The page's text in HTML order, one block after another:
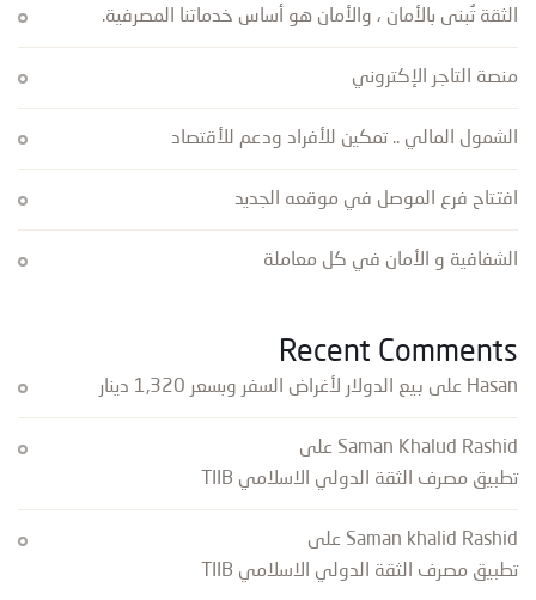
الثقة تُبنى بالأمان ، والأمان هو أساس خدماتنا المصرفية.
منصة التاجر الإكتروني
الشمول المالي .. تمكين للأفراد ودعم للأقتصاد
افتتاح فرع الموصل في موقعه الجديد
الشفافية و الأمان في كل معاملة
Recent Comments
Hasan على بيع الدولار لأغراض السفر وبسعر 1,320 دينار
Saman Khalud Rashid على
تطبيق مصرف الثقة الدولي الاسلامي TIIB
Saman khalid Rashid على
تطبيق مصرف الثقة الدولي الاسلامي TIIB